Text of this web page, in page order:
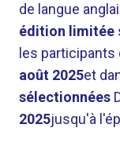
de langue
édition limitée
les participants
août 2025et
sélectionnées
2025jusqu'à